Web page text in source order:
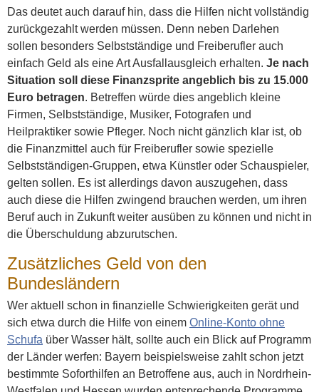
Das deutet auch darauf hin, dass die Hilfen nicht vollständig
zurückgezahlt werden müssen. Denn neben Darlehen
sollen besonders Selbstständige und Freiberufler auch
einfach Geld als eine Art Ausfallausgleich erhalten. Je nach
Situation soll diese Finanzsprite angeblich bis zu 15.000
Euro betragen. Betreffen würde dies angeblich kleine
Firmen, Selbstständige, Musiker, Fotografen und
Heilpraktiker sowie Pfleger. Noch nicht gänzlich klar ist, ob
die Finanzmittel auch für Freiberufler sowie spezielle
Selbstständigen-Gruppen, etwa Künstler oder Schauspieler,
gelten sollen. Es ist allerdings davon auszugehen, dass
auch diese die Hilfen zwingend brauchen werden, um ihren
Beruf auch in Zukunft weiter ausüben zu können und nicht in
die Überschuldung abzurutschen.
Zusätzliches Geld von den
Bundesländern
Wer aktuell schon in finanzielle Schwierigkeiten gerät und
sich etwa durch die Hilfe von einem Online-Konto ohne
Schufa über Wasser hält, sollte auch ein Blick auf Programm
der Länder werfen: Bayern beispielsweise zahlt schon jetzt
bestimmte Soforthilfen an Betroffene aus, auch in Nordrhein-